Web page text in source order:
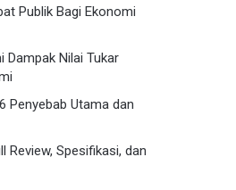
Publik Bagi Ekonomi
Dampak Nilai Tukar
Penyebab Utama dan
Review, Spesifikasi, dan